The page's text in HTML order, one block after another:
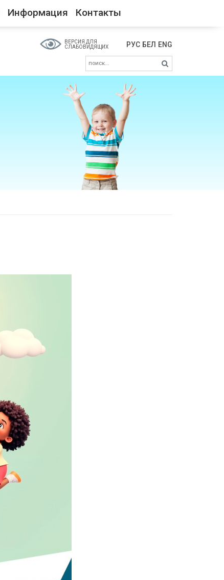
Информация Контакты
ВЕРСИЯ ДЛЯ
СЛАБОВИДЯЩИХ
РУС БЕЛ ENG